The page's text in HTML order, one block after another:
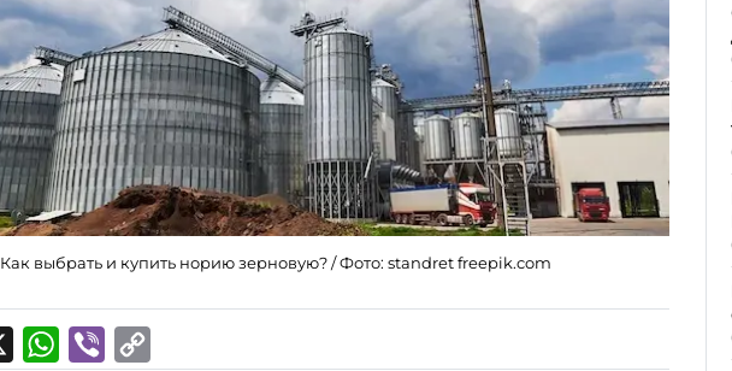
Как выбрать и купить норию зерновую? / Фото: standret freepik.com